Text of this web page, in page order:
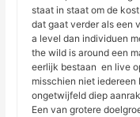
staat in staat om de
dat gaat verder als een
a level dan individuen
the wild is around een
eerlijk bestaan ​​ en live
misschien niet
ongetwijfeld diep
Een van grotere